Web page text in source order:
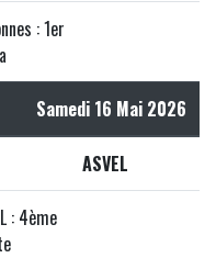
: 1er
Samedi 16 Mai 2026
ASVEL
: 4ème